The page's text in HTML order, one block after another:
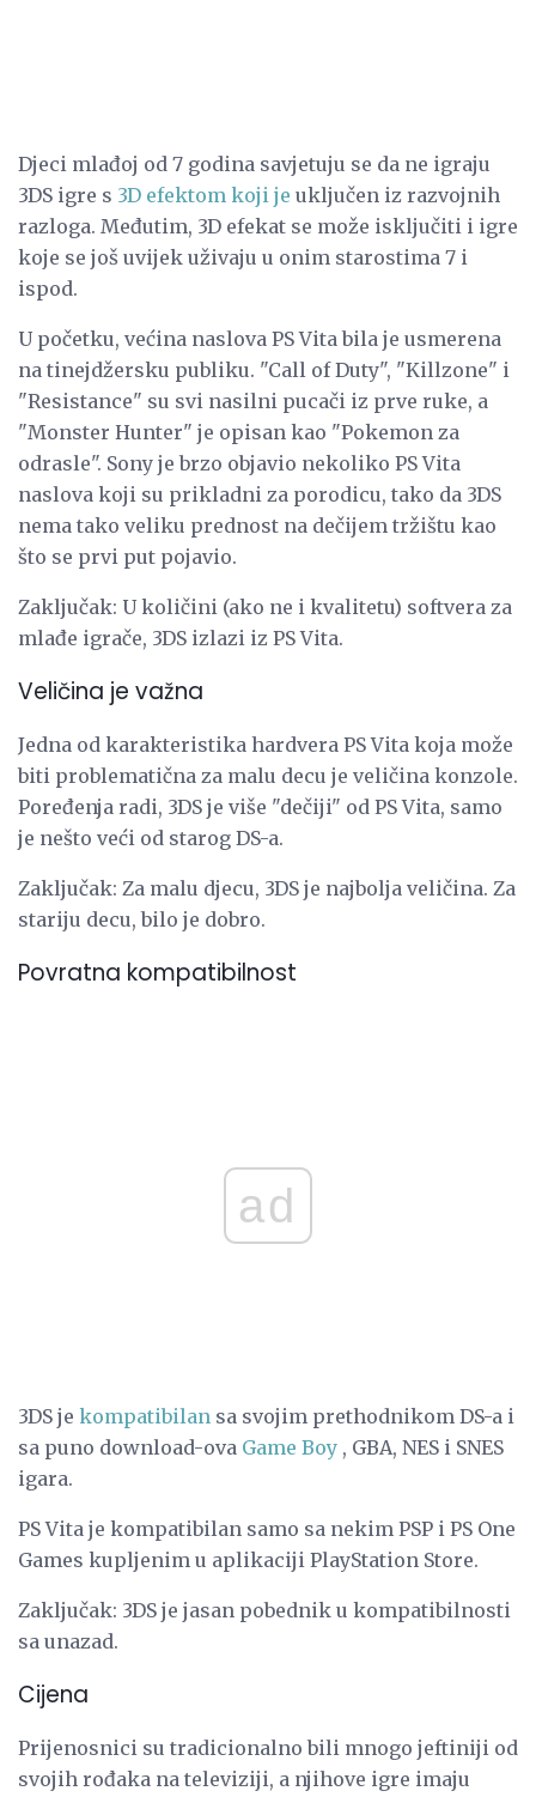
Djeci mlađoj od 7 godina savjetuju se da ne igraju
3DS igre s 3D efektom koji je uključen iz razvojnih
razloga. Međutim, 3D efekat se može isključiti i igre
koje se još uvijek uživaju u onim starostima 7 i
ispod.
U početku, većina naslova PS Vita bila je usmerena
na tinejdžersku publiku. "Call of Duty", "Killzone" i
"Resistance" su svi nasilni pucači iz prve ruke, a
"Monster Hunter" je opisan kao "Pokemon za
odrasle". Sony je brzo objavio nekoliko PS Vita
naslova koji su prikladni za porodicu, tako da 3DS
nema tako veliku prednost na dečijem tržištu kao
što se prvi put pojavio.
Zaključak: U količini (ako ne i kvalitetu) softvera za
mlađe igrače, 3DS izlazi iz PS Vita.
Veličina je važna
Jedna od karakteristika hardvera PS Vita koja može
biti problematična za malu decu je veličina konzole.
Poređenja radi, 3DS je više "dečiji" od PS Vita, samo
je nešto veći od starog DS-a.
Zaključak: Za malu djecu, 3DS je najbolja veličina. Za
stariju decu, bilo je dobro.
Povratna kompatibilnost
ad
3DS je kompatibilan sa svojim prethodnikom DS-a i
sa puno download-ova Game Boy , GBA, NES i SNES
igara.
PS Vita je kompatibilan samo sa nekim PSP i PS One
Games kupljenim u aplikaciji PlayStation Store.
Zaključak: 3DS je jasan pobednik u kompatibilnosti
sa unazad.
Cijena
Prijenosnici su tradicionalno bili mnogo jeftiniji od
svojih rođaka na televiziji, a njihove igre imaju